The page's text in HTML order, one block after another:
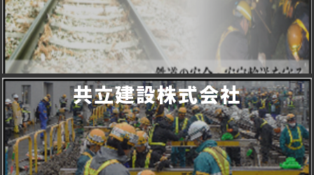
共立建設株式会社